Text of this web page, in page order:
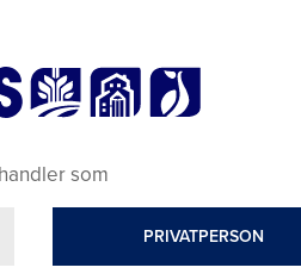
som
PRIVATPERSON